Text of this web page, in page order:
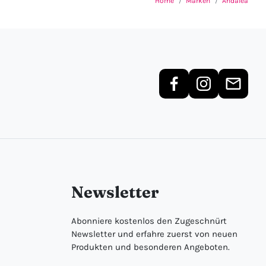
Newsletter
Abonniere kostenlos den Zugeschnürt
Newsletter und erfahre zuerst von neuen
Produkten und besonderen Angeboten.